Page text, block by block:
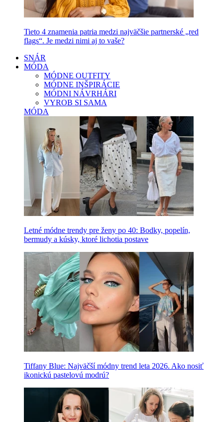
Tieto 4 znamenia patria medzi najväčšie partnerské „red
flags“. Je medzi nimi aj to vaše?
SNÁR
MÓDA
MÓDNE OUTFITY
MÓDNE INŠPIRÁCIE
MÓDNI NÁVRHÁRI
VYROB SI SAMA
MÓDA
Letné módne trendy pre ženy po 40: Bodky, popelín,
bermudy a kúsky, ktoré lichotia postave
Tiffany Blue: Najväčší módny trend leta 2026. Ako nosiť
ikonickú pastelovú modrú?